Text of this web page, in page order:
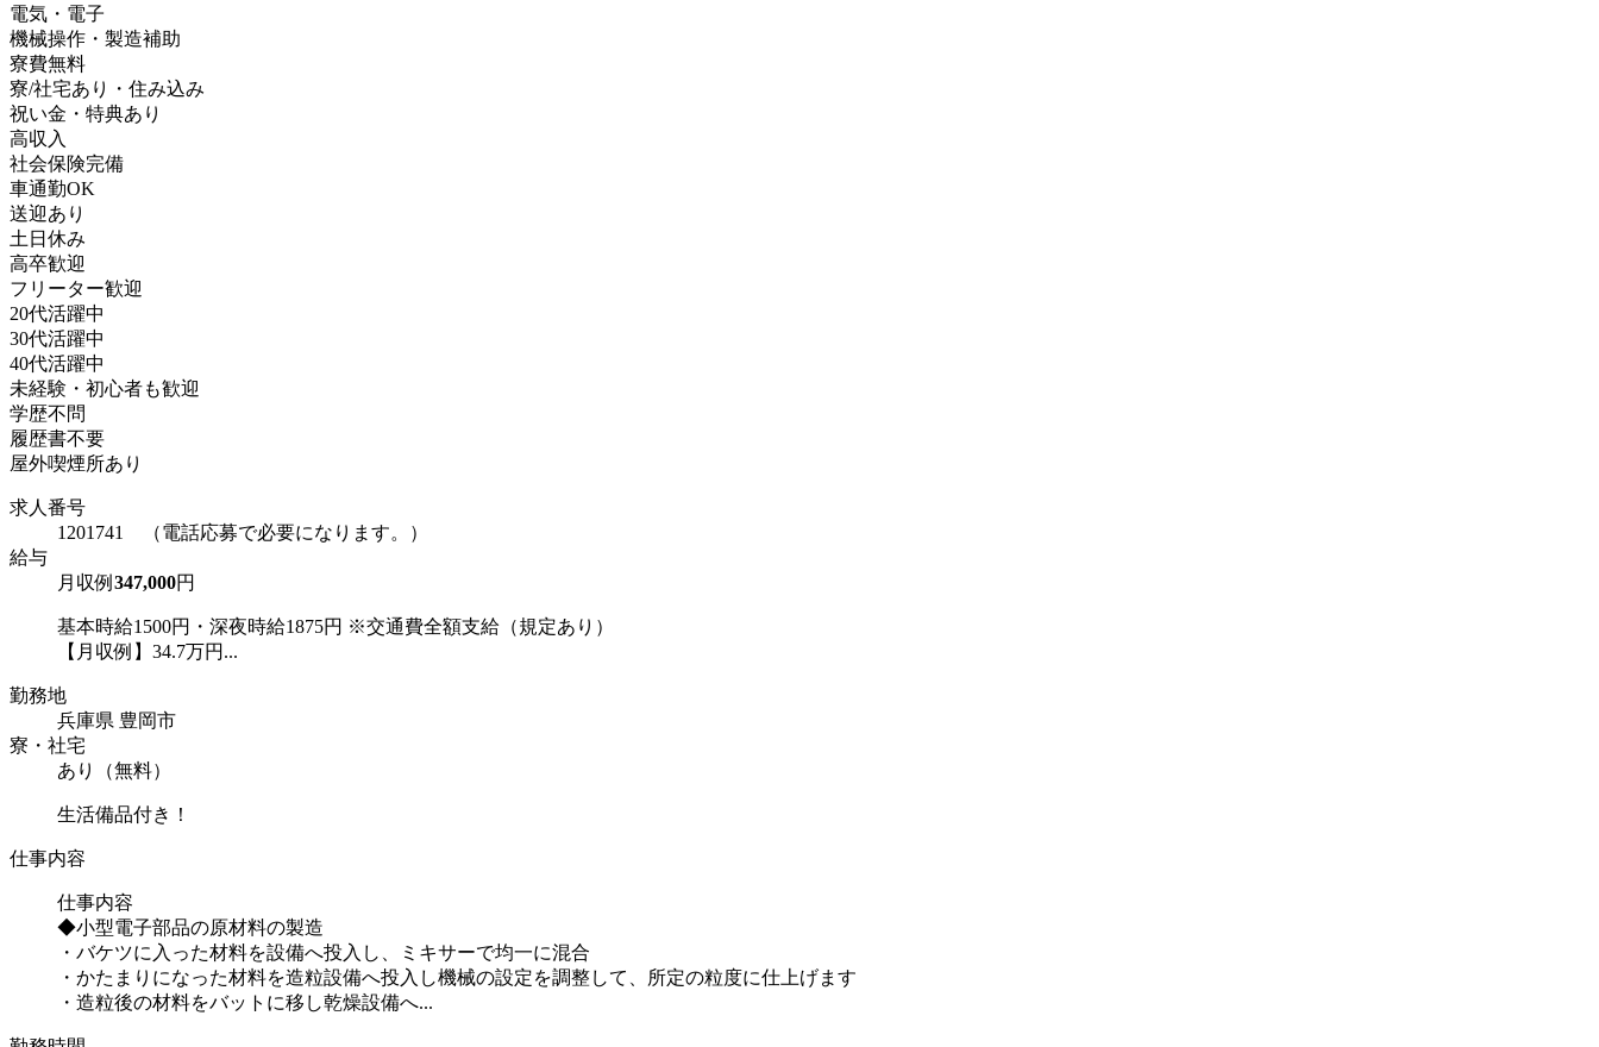
電気・電子
機械操作・製造補助
寮費無料
寮/社宅あり・住み込み
祝い金・特典あり
高収入
社会保険完備
車通勤OK
送迎あり
土日休み
高卒歓迎
フリーター歓迎
20代活躍中
30代活躍中
40代活躍中
未経験・初心者も歓迎
学歴不問
履歴書不要
屋外喫煙所あり
求人番号
1201741 （電話応募で必要になります。）
給与
月収例 347,000円
基本時給1500円・深夜時給1875円 ※交通費全額支給（規定あり）
【月収例】34.7万円...
勤務地
兵庫県 豊岡市
寮・社宅
あり（無料）
生活備品付き！
仕事内容
仕事内容
◆小型電子部品の原材料の製造
・バケツに入った材料を設備へ投入し、ミキサーで均一に混合
・かたまりになった材料を造粒設備へ投入し機械の設定を調整して、所定の粒度に仕上げます
・造粒後の材料をバットに移し乾燥設備へ...